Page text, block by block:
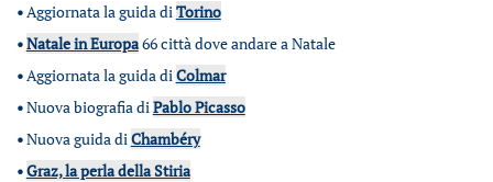
•Aggiornata la guida diTorino
•Natale in Europa66 città dove andare a Natale
•Aggiornata la guida diColmar
•Nuova biografia diPablo Picasso
•Nuova guida diChambéry
•Graz, la perla della Stiria